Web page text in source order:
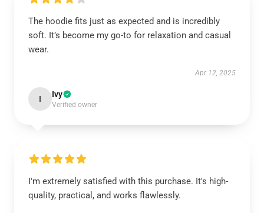
The hoodie fits just as expected and is incredibly
soft. It’s become my go-to for relaxation and casual
wear.
Apr 12, 2025
I Ivy
Verified owner
I'm extremely satisfied with this purchase. It's high-
quality, practical, and works flawlessly.